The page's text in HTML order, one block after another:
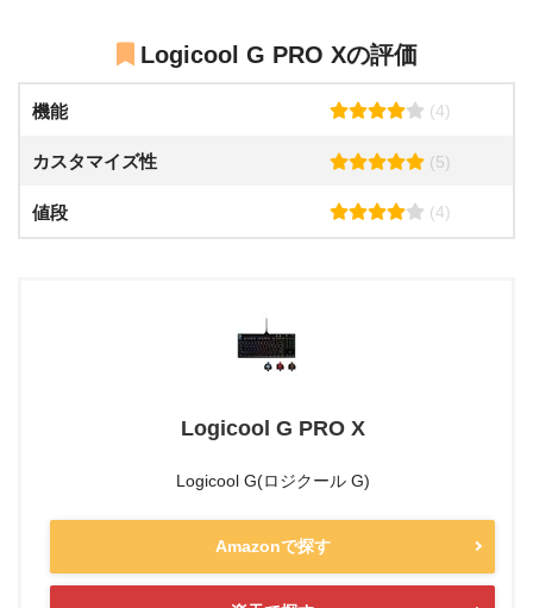
Logicool G PRO Xの評価
機能 (4)
カスタマイズ性 (5)
値段 (4)
Logicool G PRO X
Logicool G(ロジクール G)
Amazonで探す